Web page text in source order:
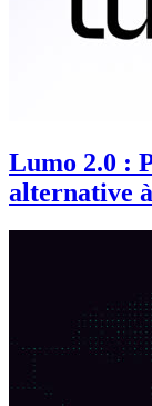
Lumo 2.0 :
alternative